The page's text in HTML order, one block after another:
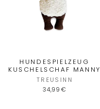
HUNDESPIELZEUG
KUSCHELSCHAF MANNY
TREUSINN
34,99 €